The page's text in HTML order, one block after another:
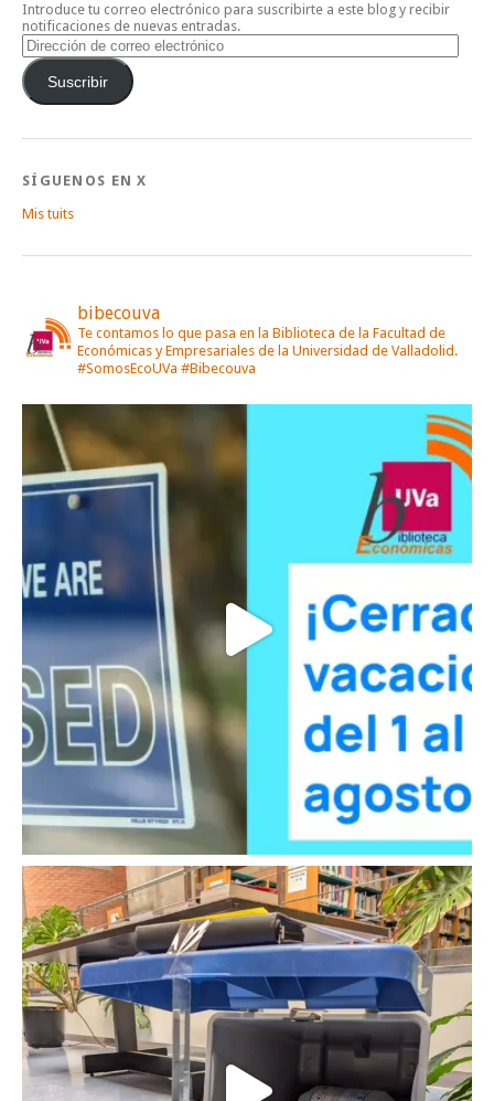
Introduce tu correo electrónico para suscribirte a este blog y recibir
notificaciones de nuevas entradas.
Dirección
de
correo
electrónico
Suscribir
SÍGUENOS EN X
Mis tuits
bibecouva
Te contamos lo que pasa en la Biblioteca de la Facultad de
Económicas y Empresariales de la Universidad de Valladolid.
#SomosEcoUVa #Bibecouva